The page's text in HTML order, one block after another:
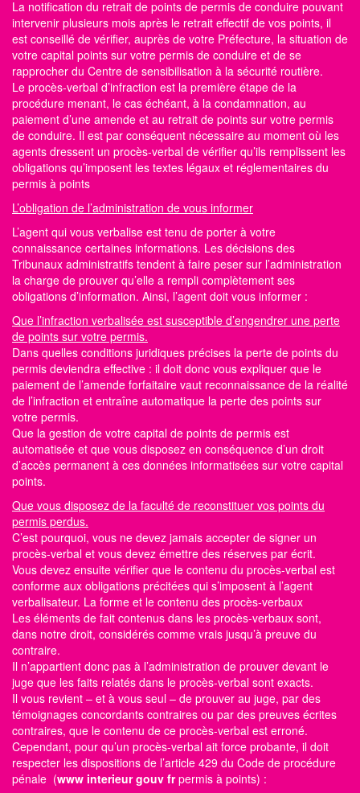
La notification du retrait de points de permis de conduire pouvant
intervenir plusieurs mois après le retrait effectif de vos points, il
est conseillé de vérifier, auprès de votre Préfecture, la situation de
votre capital points sur votre permis de conduire et de se
rapprocher du Centre de sensibilisation à la sécurité routière.
Le procès-verbal d’infraction est la première étape de la
procédure menant, le cas échéant, à la condamnation, au
paiement d’une amende et au retrait de points sur votre permis
de conduire. Il est par conséquent nécessaire au moment où les
agents dressent un procès-verbal de vérifier qu’ils remplissent les
obligations qu’imposent les textes légaux et réglementaires du
permis à points
L’obligation de l’administration de vous informer
L’agent qui vous verbalise est tenu de porter à votre
connaissance certaines informations. Les décisions des
Tribunaux administratifs tendent à faire peser sur l’administration
la charge de prouver qu’elle a rempli complètement ses
obligations d’information. Ainsi, l’agent doit vous informer :
Que l’infraction verbalisée est susceptible d’engendrer une perte
de points sur votre permis.
Dans quelles conditions juridiques précises la perte de points du
permis deviendra effective : il doit donc vous expliquer que le
paiement de l’amende forfaitaire vaut reconnaissance de la réalité
de l’infraction et entraîne automatique la perte des points sur
votre permis.
Que la gestion de votre capital de points de permis est
automatisée et que vous disposez en conséquence d’un droit
d’accès permanent à ces données informatisées sur votre capital
points.
Que vous disposez de la faculté de reconstituer vos points du
permis perdus.
C’est pourquoi, vous ne devez jamais accepter de signer un
procès-verbal et vous devez émettre des réserves par écrit.
Vous devez ensuite vérifier que le contenu du procès-verbal est
conforme aux obligations précitées qui s’imposent à l’agent
verbalisateur. La forme et le contenu des procès-verbaux
Les éléments de fait contenus dans les procès-verbaux sont,
dans notre droit, considérés comme vrais jusqu’à preuve du
contraire.
Il n’appartient donc pas à l’administration de prouver devant le
juge que les faits relatés dans le procès-verbal sont exacts.
Il vous revient – et à vous seul – de prouver au juge, par des
témoignages concordants contraires ou par des preuves écrites
contraires, que le contenu de ce procès-verbal est erroné.
Cependant, pour qu’un procès-verbal ait force probante, il doit
respecter les dispositions de l’article 429 du Code de procédure
pénale (www interieur gouv frpermis à points) :